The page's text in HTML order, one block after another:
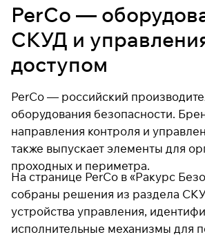
PerCo —
СКУД и
доступом
PerCo — российский
оборудования безопасности.
направления контроля и
также выпускает элементы для
проходных и периметра.
На странице PerCo в «Ракурс
собраны решения из раздела
устройства управления,
исполнительные механизмы для